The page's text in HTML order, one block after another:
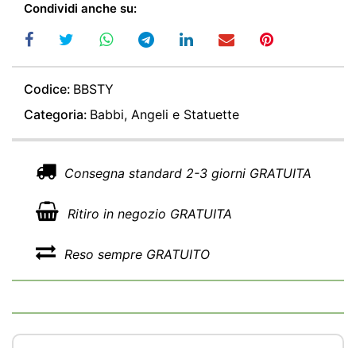
Condividi anche su:
Codice: BBSTY
Categoria: Babbi, Angeli e Statuette
Consegna standard 2-3 giorni GRATUITA
Ritiro in negozio GRATUITA
Reso sempre GRATUITO